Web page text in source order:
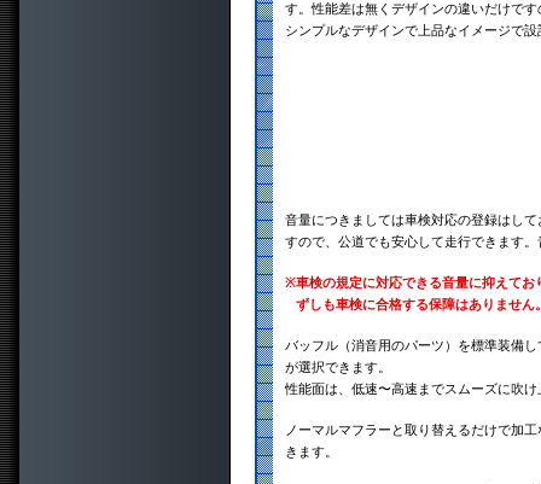
す。性能差は無くデザインの違いだけで
シンプルなデザインで上品なイメージで
音量につきましては車検対応の登録はし
すので、公道でも安心して走行できます
※車検の規定に対応できる音量に抑えて
ずしも車検に合格する保障はありませ
バッフル（消音用のパーツ）を標準装備
が選択できます。
性能面は、低速〜高速までスムーズに吹
ノーマルマフラーと取り替えるだけで加
きます。